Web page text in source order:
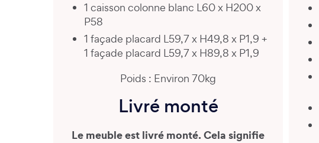
1 caisson colonne blanc L60 x H200 x
P58
1 façade placard L59,7 x H49,8 x P1,9 +
1 façade placard L59,7 x H89,8 x P1,9
Poids : Environ 70kg
Livré monté
Le meuble est livré monté. Cela signifie